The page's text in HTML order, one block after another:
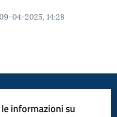
09-04-2025, 14:28
informazioni su